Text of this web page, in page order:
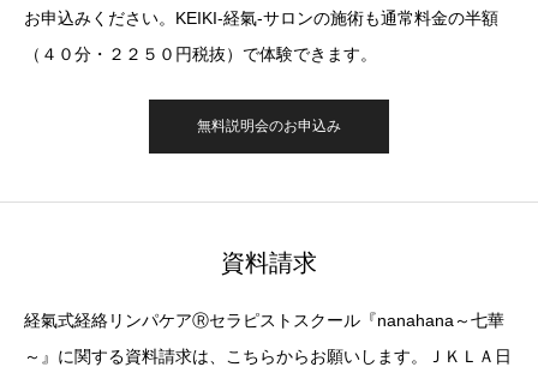
お申込みください。KEIKI-経氣-サロンの施術も通常料金の半額
（４０分・２２５０円税抜）で体験できます。
無料説明会のお申込み
資料請求
経氣式経絡リンパケアⓇセラピストスクール『nanahana～七華
～』に関する資料請求は、こちらからお願いします。ＪＫＬＡ日